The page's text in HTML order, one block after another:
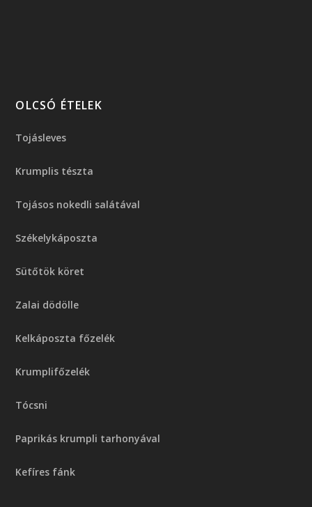
OLCSÓ ÉTELEK
Tojásleves
Krumplis tészta
Tojásos nokedli salátával
Székelykáposzta
Sütőtök köret
Zalai dödölle
Kelkáposzta főzelék
Krumplifőzelék
Tócsni
Paprikás krumpli tarhonyával
Kefíres fánk